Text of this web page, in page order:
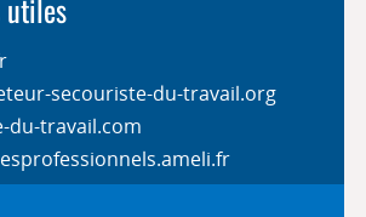
utiles
secouriste-du-travail.org
du-travail.com